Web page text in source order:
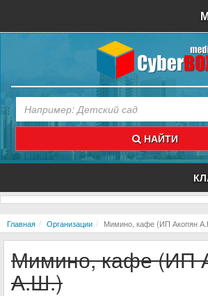
НАЙТИ
Главная Организации Мимино, кафе (ИП Акопян
Мимино, кафе (ИП
А.Ш.)